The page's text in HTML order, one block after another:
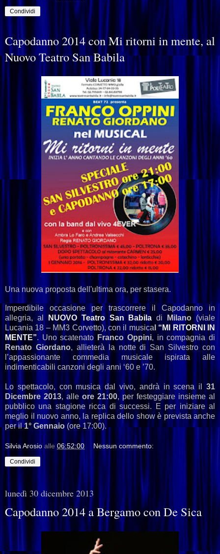
Condividi
Capodanno 2014 con Mi ritorni in mente, al
Nuovo Teatro San Babila
Una nuova proposta dell'ultima ora, per stasera.
Imperdibile occasione per trascorrere il Capodanno in
allegria, al
NUOVO Teatro San Babila di Milano (viale
Lucania 18 – MM3 Corvetto), con il musical “MI RITORNI IN
MENTE”. Unoscatenato Franco Oppini, in compagnia di
Renato Giordano, allieterà la notte di San Silvestro con
l’appassionante commedia musicale ispirata alle
indimenticabili canzoni degli anni ‘60 e ’70.
Lo spettacolo, con musica dal vivo, andrà in scena il 31
Dicembre 2013, alle ore 21:00, per festeggiare insieme al
pubblico una stagione ricca di successi. E per iniziare al
meglio il nuovo anno, la replica dello show è prevista anche
per il1° Gennaio (ore 17:00).
Silvia Arosio alle 06:52:00 Nessun commento:
Condividi
lunedì 30 dicembre 2013
Capodanno 2014 a Bergamo con De Sica